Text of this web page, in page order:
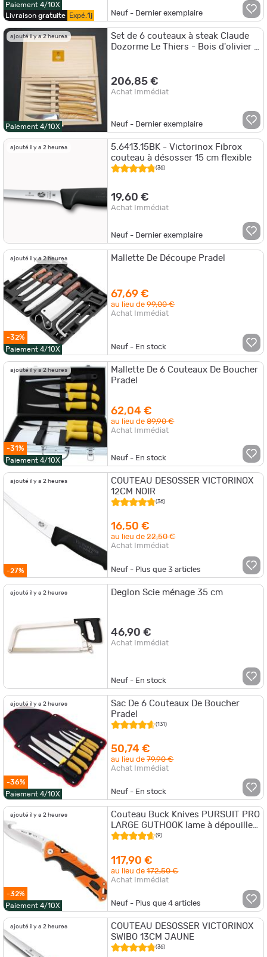
Paiement 4/10X
Livraison gratuite Expé. 1j Neuf - Dernier exemplaire
ajouté il y a 2 heures
Paiement 4/10X
Set de 6 couteaux à steak Claude
Dozorme Le Thiers - Bois d'olivier -
206,85 €
Achat Immédiat
Neuf - Dernier exemplaire
ajouté il y a 2 heures
5.6413.15BK - Victorinox Fibrox
couteau à désosser 15 cm flexible
(36)
19,60 €
Achat Immédiat
Neuf - Dernier exemplaire
ajouté il y a 2 heures
-32%
Paiement 4/10X
Mallette De Découpe Pradel
67,69 €
au lieu de99,00 €
Achat Immédiat
Neuf - En stock
ajouté il y a 2 heures
-31%
Paiement 4/10X
Mallette De 6 Couteaux De Boucher
Pradel
62,04 €
au lieu de89,90 €
Achat Immédiat
Neuf - En stock
ajouté il y a 2 heures
-27%
COUTEAU DESOSSER VICTORINOX
12CM NOIR
(36)
16,50 €
au lieu de22,50 €
Achat Immédiat
Neuf - Plus que3 articles
ajouté il y a 2 heures Deglon Scie ménage 35 cm
46,90 €
Achat Immédiat
Neuf - En stock
ajouté il y a 2 heures
-36%
Paiement 4/10X
Sac De 6 Couteaux De Boucher
Pradel
(131)
50,74 €
au lieu de79,90 €
Achat Immédiat
Neuf - En stock
ajouté il y a 2 heures
-32%
Paiement 4/10X
Couteau Buck Knives PURSUIT PRO
LARGE GUTHOOK lame à dépouiller
+ étui
(9)
117,90 €
au lieu de172,50 €
Achat Immédiat
Neuf - Plus que4 articles
ajouté il y a 2 heures
COUTEAU DESOSSER VICTORINOX
SWIBO 13CM JAUNE
(36)